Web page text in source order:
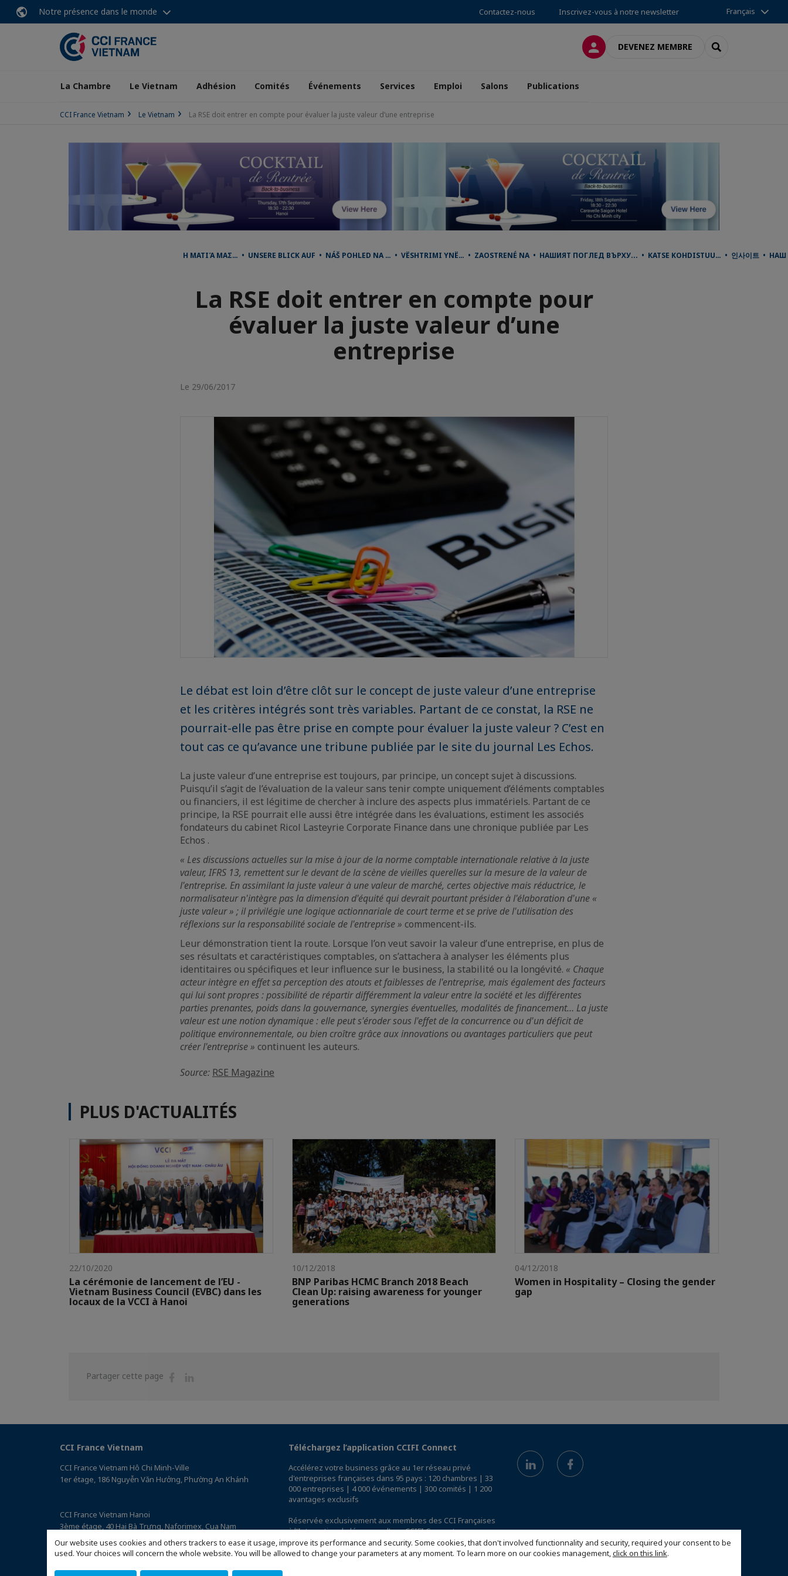
Our website uses cookies and others trackers to ease it usage, improve its performance and security. Some cookies, that don't involved functionnality and security, required your consent to be
used. Your choices will concern the whole website. You will be allowed to change your parameters at any moment. To learn more on our cookies management,click on this link.
Notre présence dans le monde Contactez-nous Inscrivez-vous à notre newsletter Français
CONNEXIONDEVENEZ MEMBRE RECHERCHER
La Chambre Le Vietnam Adhésion Comités Événements Services Emploi Salons Publications
CCI France Vietnam Le Vietnam La RSE doit entrer en compte pour évaluer la juste valeur d’une entreprise
Η ΜΑΤΙΆ ΜΑΣ… • UNSERE BLICK AUF • NÁŠ POHLED NA … • VËSHTRIMI YNË… • ZAOSTRENÉ NA • НАШИЯТ ПОГЛЕД ВЪРХУ... • KATSE KOHDISTUU… • 인사이트 • НАШ
La RSE doit entrer en compte pour
évaluer la juste valeur d’une
entreprise
Le 29/06/2017
Le débat est loin d’être clôt sur le concept de juste valeur d’une entreprise
et les critères intégrés sont très variables. Partant de ce constat, la RSE ne
pourrait-elle pas être prise en compte pour évaluer la juste valeur ? C’est en
tout cas ce qu’avance une tribune publiée par le site du journal Les Echos.
La juste valeur d’une entreprise est toujours, par principe, un concept sujet à discussions.
Puisqu’il s’agit de l’évaluation de la valeur sans tenir compte uniquement d’éléments comptables
ou financiers, il est légitime de chercher à inclure des aspects plus immatériels. Partant de ce
principe, la RSE pourrait elle aussi être intégrée dans les évaluations, estiment les associés
fondateurs du cabinet Ricol Lasteyrie Corporate Finance dans une chronique publiée par Les
Echos .
« Les discussions actuelles sur la mise à jour de la norme comptable internationale relative à la juste
valeur, IFRS 13, remettent sur le devant de la scène de vieilles querelles sur la mesure de la valeur de
l'entreprise. En assimilant la juste valeur à une valeur de marché, certes objective mais réductrice, le
normalisateur n'intègre pas la dimension d'équité qui devrait pourtant présider à l'élaboration d'une «
juste valeur » ; il privilégie une logique actionnariale de court terme et se prive de l'utilisation des
réflexions sur la responsabilité sociale de l'entreprise » commencent-ils.
Leur démonstration tient la route. Lorsque l’on veut savoir la valeur d’une entreprise, en plus de
ses résultats et caractéristiques comptables, on s’attachera à analyser les éléments plus
identitaires ou spécifiques et leur influence sur le business, la stabilité ou la longévité. « Chaque
acteur intègre en effet sa perception des atouts et faiblesses de l'entreprise, mais également des facteurs
qui lui sont propres : possibilité de répartir différemment la valeur entre la société et les différentes
parties prenantes, poids dans la gouvernance, synergies éventuelles, modalités de financement… La juste
valeur est une notion dynamique : elle peut s'éroder sous l'effet de la concurrence ou d'un déficit de
politique environnementale, ou bien croître grâce aux innovations ou avantages particuliers que peut
créer l'entreprise » continuent les auteurs.
Source: RSE Magazine
PLUS D'ACTUALITÉS
22/10/2020
La cérémonie de lancement de l’EU -
Vietnam Business Council (EVBC) dans les
locaux de la VCCI à Hanoi
10/12/2018
BNP Paribas HCMC Branch 2018 Beach
Clean Up: raising awareness for younger
generations
04/12/2018
Women in Hospitality – Closing the gender
gap
Partager cette page
Partager
CCI France Vietnam
CCI France Vietnam Hô Chi Minh-Ville
1er étage, 186 Nguyễn Văn Hưởng, Phường An Khánh
CCI France Vietnam Hanoi
3ème étage, 40 Hai Bà Trưng, Naforimex, Cua Nam
(Accéder au plan)
Téléchargez l’application CCIFI Connect
Accélérez votre business grâce au 1er réseau privé
d'entreprises françaises dans 95 pays : 120 chambres | 33
000 entreprises | 4 000 événements | 300 comités | 1 200
avantages exclusifs
Réservée exclusivement aux membres des CCI Françaises
à l'International,découvrez l'app CCIFI Connect.